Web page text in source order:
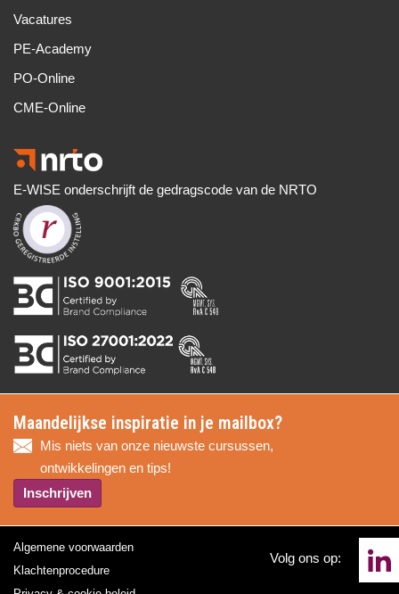
Vacatures
PE-Academy
PO-Online
CME-Online
E-WISE onderschrijft de gedragscode van de NRTO
Maandelijkse inspiratie in je mailbox?
Mis niets van onze nieuwste cursussen,
ontwikkelingen en tips!
Inschrijven
Algemene voorwaarden
Klachtenprocedure
Volg ons op: